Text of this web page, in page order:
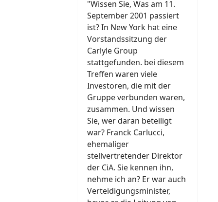
"Wissen Sie, Was am 11.
September 2001 passiert
ist? In New York hat eine
Vorstandssitzung der
Carlyle Group
stattgefunden. bei diesem
Treffen waren viele
Investoren, die mit der
Gruppe verbunden waren,
zusammen. Und wissen
Sie, wer daran beteiligt
war? Franck Carlucci,
ehemaliger
stellvertretender Direktor
der CiA. Sie kennen ihn,
nehme ich an? Er war auch
Verteidigungsminister,